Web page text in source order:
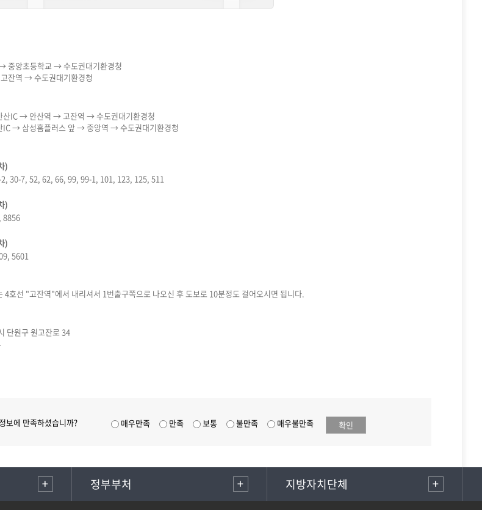
중앙초등학교 → 수도권대기환경청
잔역 → 수도권대기환경청
산IC → 안산역 → 고잔역 → 수도권대기환경청
IC → 삼성홈플러스 앞 → 중앙역 → 수도권대기환경청
)
30-7, 52, 62, 66, 99, 99-1, 101, 123, 125, 511
)
8856
)
5601
4호선 "고잔역"에서 내리셔서 1번출구쪽으로 나오신 후 도보로 10분정도 걸어오시면 됩니다.
단원구 원고잔로 34
보에 만족하셨습니까? 매우만족 만족 보통 불만족 매우불만족 확인
정부부처 지방자치단체